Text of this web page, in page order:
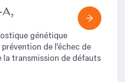
génétique
de l’échec de
la transmission de défauts